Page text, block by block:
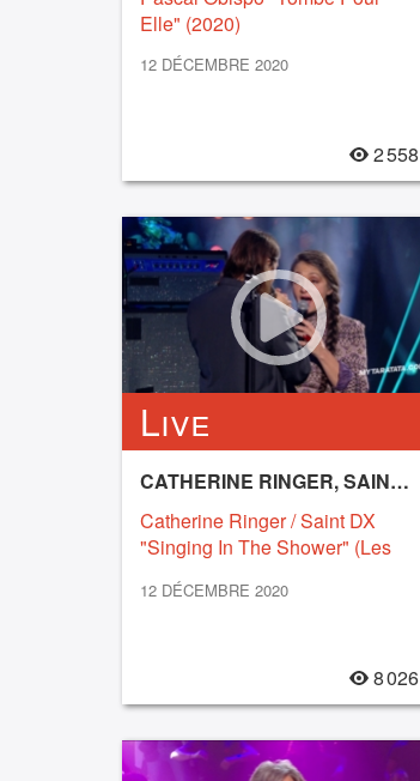
Elle" (2020)
12 DÉCEMBRE 2020
2 558
Live
CATHERINE RINGER, SAINT DX
Catherine Ringer / Saint DX
"Singing In The Shower" (Les
(2020)
12 DÉCEMBRE 2020
8 026